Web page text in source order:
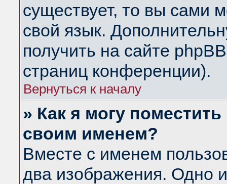
существует, то вы сами
свой язык.
получить на сайте
страниц конференции).
Вернуться к началу
» Как я могу
своим именем?
Вместе с именем
два изображения. Одно